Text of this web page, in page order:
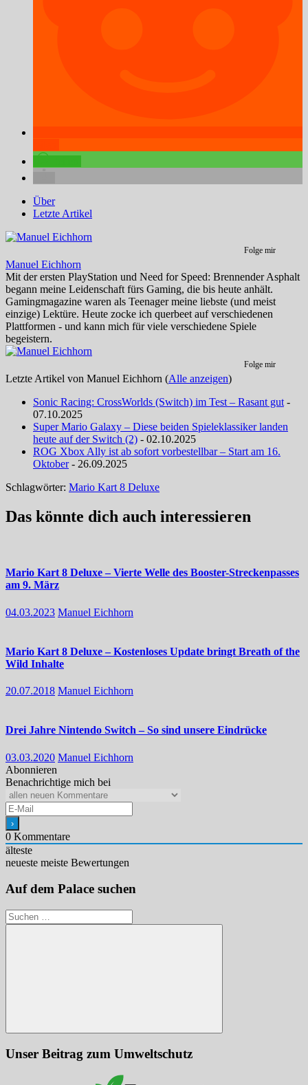
Über
Letzte Artikel
Folge mir
Manuel Eichhorn
Mit der ersten PlayStation und Need for Speed: Brennender Asphalt
begann meine Leidenschaft fürs Gaming, die bis heute anhält.
Gamingmagazine waren als Teenager meine liebste (und meist
einzige) Lektüre. Heute zocke ich querbeet auf verschiedenen
Plattformen - und kann mich für viele verschiedene Spiele
begeistern.
Folge mir
Letzte Artikel von Manuel Eichhorn (Alle anzeigen)
Sonic Racing: CrossWorlds (Switch) im Test – Rasant gut -
07.10.2025
Super Mario Galaxy – Diese beiden Spieleklassiker landen
heute auf der Switch (2) - 02.10.2025
ROG Xbox Ally ist ab sofort vorbestellbar – Start am 16.
Oktober- 26.09.2025
Schlagwörter: Mario Kart 8 Deluxe
Das könnte dich auch interessieren
Mario Kart 8 Deluxe – Vierte Welle des Booster-Streckenpasses
am 9. März
04.03.2023 Manuel Eichhorn
Mario Kart 8 Deluxe – Kostenloses Update bringt Breath of the
Wild Inhalte
20.07.2018 Manuel Eichhorn
Drei Jahre Nintendo Switch – So sind unsere Eindrücke
03.03.2020 Manuel Eichhorn
Abonnieren
Benachrichtige mich bei
0 Kommentare
älteste
neueste meiste Bewertungen
Auf dem Palace suchen
Suchen
nach:
Suchen
Unser Beitrag zum Umweltschutz